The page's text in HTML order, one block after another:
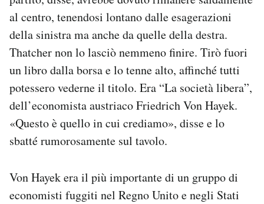
al centro, tenendosi lontano dalle esagerazioni
della sinistra ma anche da quelle della destra.
Thatcher non lo lasciò nemmeno finire. Tirò fuori
un libro dalla borsa e lo tenne alto, affinché tutti
potessero vederne il titolo. Era “La società libera”,
dell’economista austriaco Friedrich Von Hayek.
«Questo è quello in cui crediamo», disse e lo
sbatté rumorosamente sul tavolo.
Von Hayek era il più importante di un gruppo di
economisti fuggiti nel Regno Unito e negli Stati